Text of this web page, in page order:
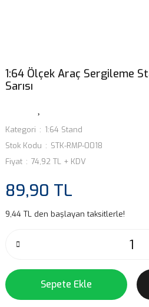
1:64 Ölçek Araç Sergileme
Sarısı
Kategori
1:64 Stand
Stok Kodu
STK-RMP-0018
Fiyat
74,92 TL + KDV
89,90 TL
9,44 TL den başlayan taksitlerle!
Sepete Ekle